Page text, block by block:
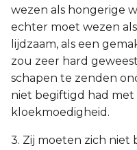
wezen als hongerige
echter moet wezen
lijdzaam, als een
zou zeer hard
schapen te zenden
niet begiftigd had met
kloekmoedigheid.
3. Zij moeten zich niet